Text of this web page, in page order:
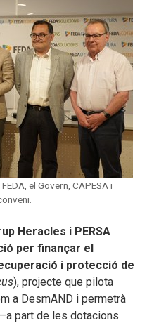
el Govern, CAPESA i
Heracles i PERSA
per finançar el
i protecció de
), projecte que pilota
a DesmAND i permetrà
part de les dotacions